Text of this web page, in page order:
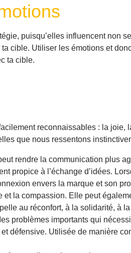
puisqu’elles influencent non
cible. Utiliser les émotions et
ta cible.
reconnaissables : la
que nous ressentons
rendre la communication plus
propice à l’échange d’idées.
envers la marque et son
et la compassion. Elle peut
au réconfort, à la solidarité, à
problèmes importants qui
défensive. Utilisée de manière